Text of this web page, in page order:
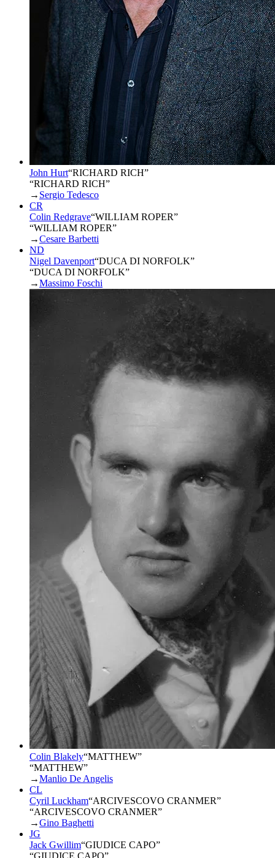
John Hurt“RICHARD RICH”
“RICHARD RICH”
→ Sergio Tedesco
CR
Colin Redgrave“WILLIAM ROPER”
“WILLIAM ROPER”
→Cesare Barbetti
ND
Nigel Davenport“DUCA DI NORFOLK”
“DUCA DI NORFOLK”
→Massimo Foschi
Colin Blakely“MATTHEW”
“MATTHEW”
→Manlio De Angelis
CL
Cyril Luckham“ARCIVESCOVO CRANMER”
“ARCIVESCOVO CRANMER”
→Gino Baghetti
JG
Jack Gwillim“GIUDICE CAPO”
“GIUDICE CAPO”